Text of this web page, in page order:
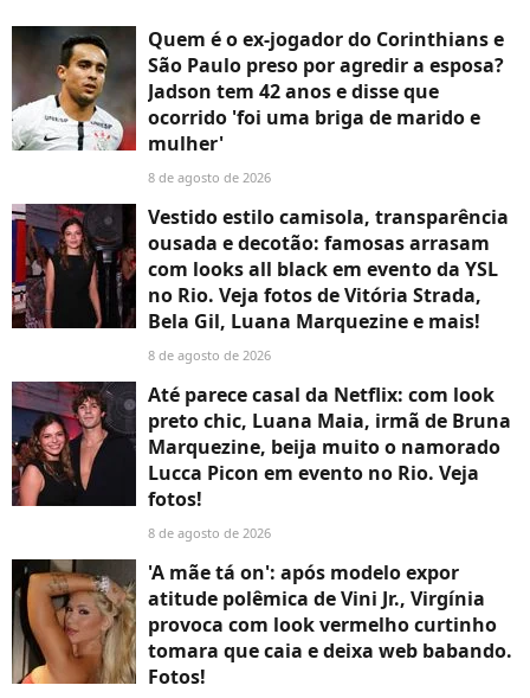
Quem é o ex-jogador do Corinthians e
São Paulo preso por agredir a esposa?
Jadson tem 42 anos e disse que
ocorrido 'foi uma briga de marido e
mulher'
8 de agosto de 2026
Vestido estilo camisola, transparência
ousada e decotão: famosas arrasam
com looks all black em evento da YSL
no Rio. Veja fotos de Vitória Strada,
Bela Gil, Luana Marquezine e mais!
8 de agosto de 2026
Até parece casal da Netflix: com look
preto chic, Luana Maia, irmã de Bruna
Marquezine, beija muito o namorado
Lucca Picon em evento no Rio. Veja
fotos!
8 de agosto de 2026
'A mãe tá on': após modelo expor
atitude polêmica de Vini Jr., Virgínia
provoca com look vermelho curtinho
tomara que caia e deixa web babando.
Fotos!